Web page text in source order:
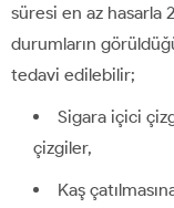
süresi en az hasarla
durumların
tedavi edilebilir;
Sigara içici
çizgiler,
Kaş